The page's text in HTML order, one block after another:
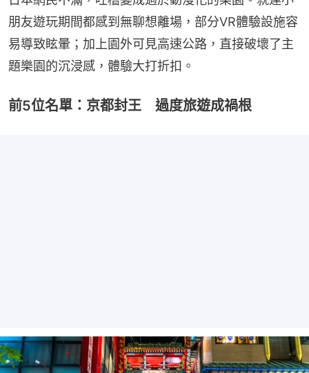
朋友遊玩期間都感到無聊想離場，部分VR體驗設施容
易導致眩暈；加上園外可見高速公路，直接破壞了主
題樂園的沉浸感，體驗大打折扣。
前5位名單：京都封王 過度旅遊成禍根